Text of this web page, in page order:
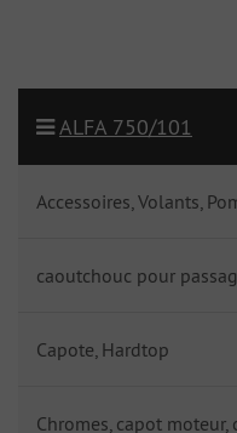
ALFA 750/101
Accessoires, Volants,
caoutchouc pour
Capote, Hardtop
Chromes, capot